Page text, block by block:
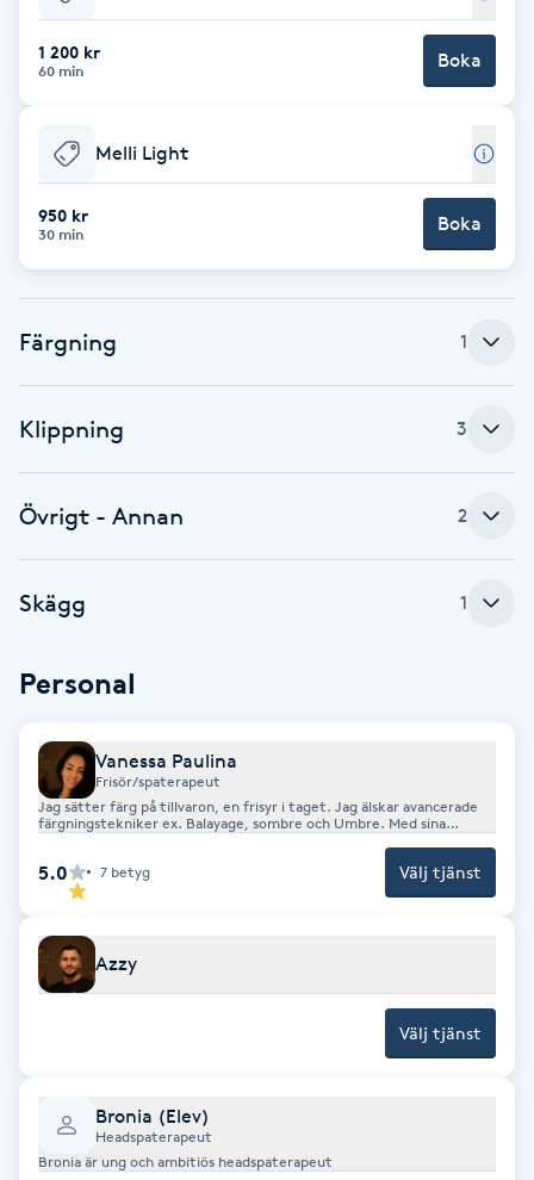
Babylights
Balayage
Barber
Blowout
Bottenfärg
Bröllopsuppsättning
Celluliter
Coachning
Cryoterapi
Damklippning
1 200 kr
60 min Boka
Melli Light
950 kr
30 min Boka
Färgning 1
Klippning 3
Övrigt - Annan 2
Skägg 1
Personal
Vanessa Paulina
Frisör/spaterapeut
Jag sätter färg på tillvaron, en frisyr i taget. Jag älskar avancerade
färgningstekniker ex. Balayage, sombre och Umbre. Med sina
produkter för att ditt hår ska må så bra som möjligt efter
behandling hos oss.
5.0 7 betyg Välj tjänst
Azzy
Välj tjänst
Bronia (Elev)
Headspaterapeut
Bronia är ung och ambitiös headspaterapeut